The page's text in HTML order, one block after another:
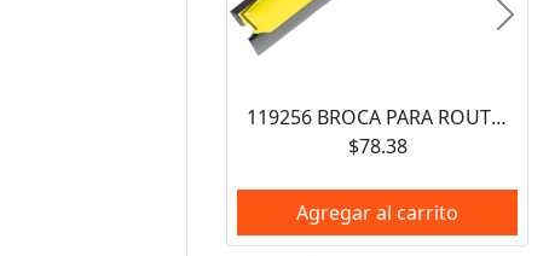
119256 BROCA PARA ROUTER DE ACERO RECTA DE 2 FILOS 3/4" ZANCO DE 1/4" SURTEK
$78.38
Agregar al carrito
Anterior